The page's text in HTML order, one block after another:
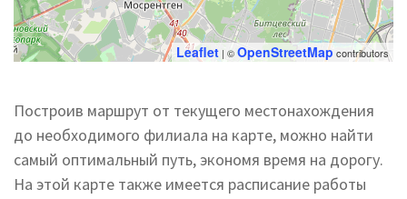
Leaflet | ©OpenStreetMap contributors
Построив маршрут от текущего местонахождения
до необходимого филиала на карте, можно найти
самый оптимальный путь, экономя время на дорогу.
На этой карте также имеется расписание работы